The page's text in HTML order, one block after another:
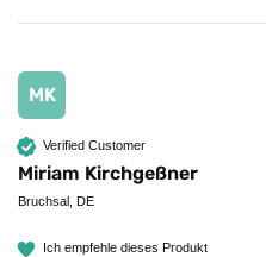
MK
Verified Customer
Miriam Kirchgeßner
Bruchsal, DE
Ich empfehle dieses Produkt